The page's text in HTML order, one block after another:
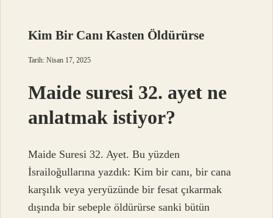
Kim Bir Canı Kasten Öldürürse
Tarih: Nisan 17, 2025
Maide suresi 32. ayet ne
anlatmak istiyor?
Maide Suresi 32. Ayet. Bu yüzden
İsrailoğullarına yazdık: Kim bir canı, bir cana
karşılık veya yeryüzünde bir fesat çıkarmak
dışında bir sebeple öldürürse sanki bütün